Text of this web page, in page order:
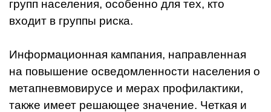
групп населения, особенно для тех, кто
входит в группы риска.
Информационная кампания, направленная
на повышение осведомленности населения о
метапневмовирусе и мерах профилактики,
также имеет решающее значение. Четкая и